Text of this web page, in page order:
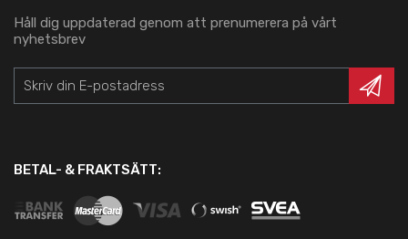
Håll dig uppdaterad genom att prenumerera på vårt
nyhetsbrev
BETAL- & FRAKTSÄTT: